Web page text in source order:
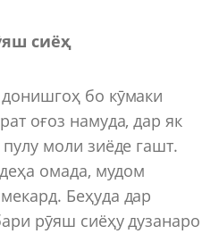
сиёҳ
бо кӯмаки
оғоз намуда, дар як
моли зиёде гашт.
омада, мудом
Беҳуда дар
рӯяш сиёҳу дузанаро